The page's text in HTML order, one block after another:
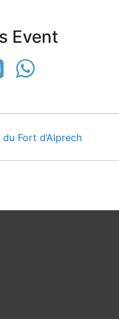
Event
Fort d’Alprech